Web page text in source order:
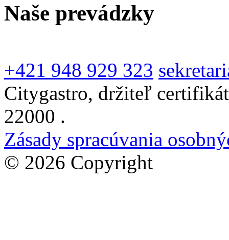
Naše prevádzky
+421 948 929 323
Citygastro, držiteľ
22000 .
Zásady spracúvania
© 2026 Copyright